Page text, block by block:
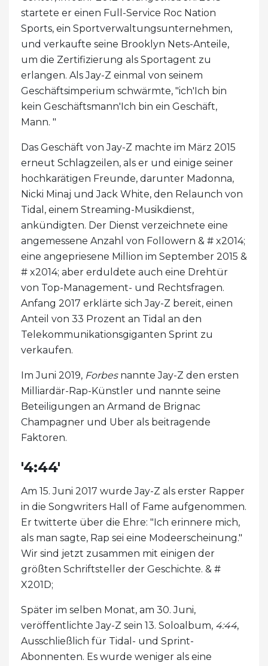
startete er einen Full-Service Roc Nation
Sports, ein Sportverwaltungsunternehmen,
und verkaufte seine Brooklyn Nets-Anteile,
um die Zertifizierung als Sportagent zu
erlangen. Als Jay-Z einmal von seinem
Geschäftsimperium schwärmte, "ich'Ich bin
kein Geschäftsmann'Ich bin ein Geschäft,
Mann. "
Das Geschäft von Jay-Z machte im März 2015
erneut Schlagzeilen, als er und einige seiner
hochkarätigen Freunde, darunter Madonna,
Nicki Minaj und Jack White, den Relaunch von
Tidal, einem Streaming-Musikdienst,
ankündigten. Der Dienst verzeichnete eine
angemessene Anzahl von Followern & # x2014;
eine angepriesene Million im September 2015 &
# x2014; aber erduldete auch eine Drehtür
von Top-Management- und Rechtsfragen.
Anfang 2017 erklärte sich Jay-Z bereit, einen
Anteil von 33 Prozent an Tidal an den
Telekommunikationsgiganten Sprint zu
verkaufen.
Im Juni 2019, Forbesnannte Jay-Z den ersten
Milliardär-Rap-Künstler und nannte seine
Beteiligungen an Armand de Brignac
Champagner und Uber als beitragende
Faktoren.
'4:44'
Am 15. Juni 2017 wurde Jay-Z als erster Rapper
in die Songwriters Hall of Fame aufgenommen.
Er twitterte über die Ehre: "Ich erinnere mich,
als man sagte, Rap sei eine Modeerscheinung."
Wir sind jetzt zusammen mit einigen der
größten Schriftsteller der Geschichte. & #
X201D;
Später im selben Monat, am 30. Juni,
veröffentlichte Jay-Z sein 13. Soloalbum, 4:44,
Ausschließlich für Tidal- und Sprint-
Abonnenten. Es wurde weniger als eine